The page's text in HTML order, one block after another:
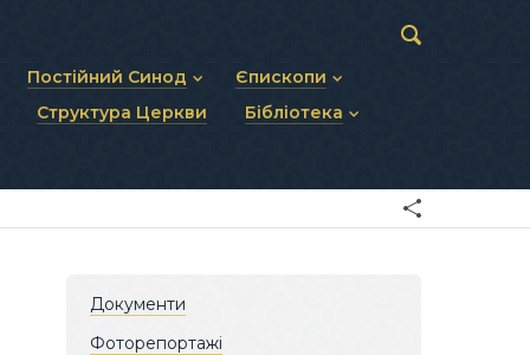
Постійний Синод
Статут Постійного Синоду
Єпископи
Діючі єпископи
Структура Церкви Бібліотека
Матеріали Синодів
Документи
Фоторепортажі